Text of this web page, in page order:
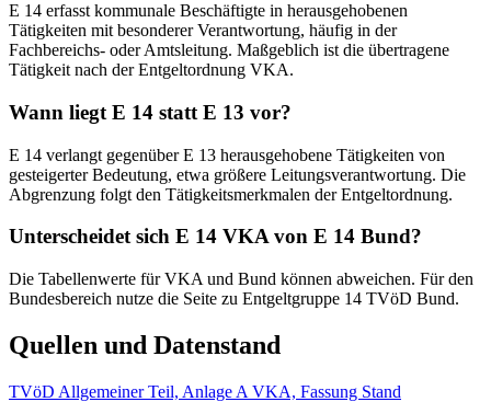
E 14 erfasst kommunale Beschäftigte in herausgehobenen
Tätigkeiten mit besonderer Verantwortung, häufig in der
Fachbereichs- oder Amtsleitung. Maßgeblich ist die übertragene
Tätigkeit nach der Entgeltordnung VKA.
Wann liegt E 14 statt E 13 vor?
E 14 verlangt gegenüber E 13 herausgehobene Tätigkeiten von
gesteigerter Bedeutung, etwa größere Leitungsverantwortung. Die
Abgrenzung folgt den Tätigkeitsmerkmalen der Entgeltordnung.
Unterscheidet sich E 14 VKA von E 14 Bund?
Die Tabellenwerte für VKA und Bund können abweichen. Für den
Bundesbereich nutze die Seite zu Entgeltgruppe 14 TVöD Bund.
Quellen und Datenstand
TVöD Allgemeiner Teil, Anlage A VKA, Fassung Stand